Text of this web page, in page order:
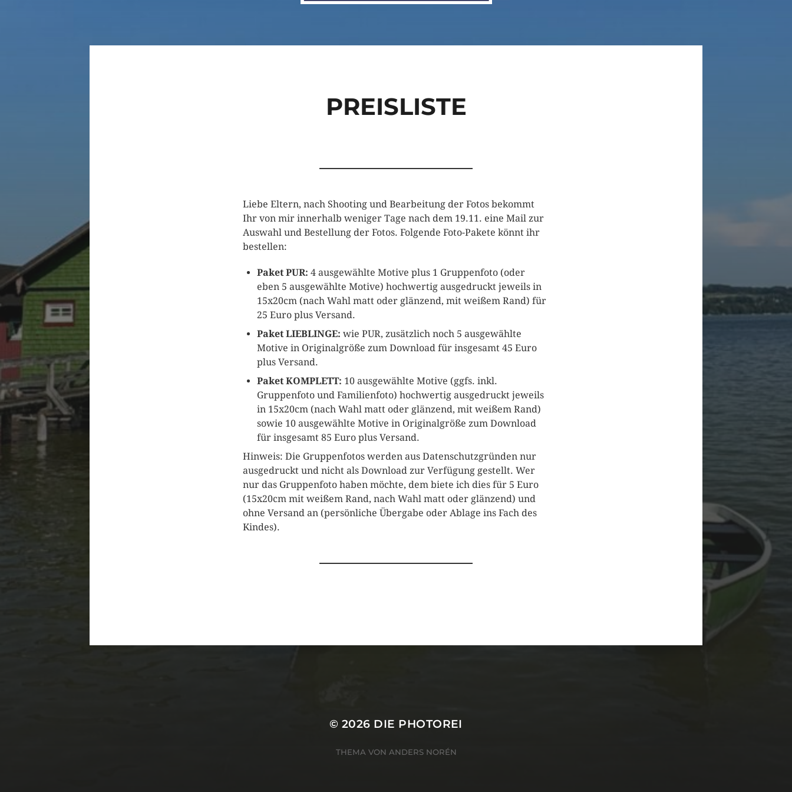
PREISLISTE
Liebe Eltern, nach Shooting und Bearbeitung der Fotos bekommt
Ihr von mir innerhalb weniger Tage nach dem 19.11. eine Mail zur
Auswahl und Bestellung der Fotos. Folgende Foto-Pakete könnt ihr
bestellen:
Paket PUR: 4 ausgewählte Motive plus 1 Gruppenfoto (oder
eben 5 ausgewählte Motive) hochwertig ausgedruckt jeweils in
15x20cm (nach Wahl matt oder glänzend, mit weißem Rand) für
25 Euro plus Versand.
Paket LIEBLINGE: wie PUR, zusätzlich noch 5 ausgewählte
Motive in Originalgröße zum Download für insgesamt 45 Euro
plus Versand.
Paket KOMPLETT: 10 ausgewählte Motive (ggfs. inkl.
Gruppenfoto und Familienfoto) hochwertig ausgedruckt jeweils
in 15x20cm (nach Wahl matt oder glänzend, mit weißem Rand)
sowie 10 ausgewählte Motive in Originalgröße zum Download
für insgesamt 85 Euro plus Versand.
Hinweis: Die Gruppenfotos werden aus Datenschutzgründen nur
ausgedruckt und nicht als Download zur Verfügung gestellt. Wer
nur das Gruppenfoto haben möchte, dem biete ich dies für 5 Euro
(15x20cm mit weißem Rand, nach Wahl matt oder glänzend) und
ohne Versand an (persönliche Übergabe oder Ablage ins Fach des
Kindes).
© 2026 DIE PHOTOREI
THEMA VON ANDERS NORÉN